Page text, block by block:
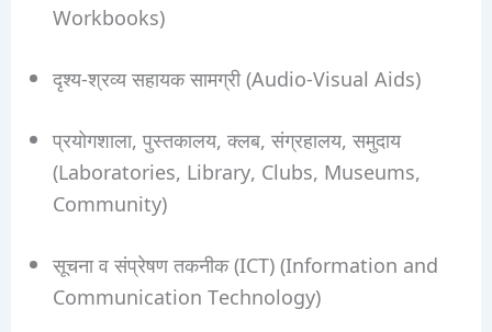
Workbooks)
दृश्य-श्रव्य सहायक सामग्री (Audio-Visual Aids)
प्रयोगशाला, पुस्तकालय, क्लब, संग्रहालय, समुदाय
(Laboratories, Library, Clubs, Museums,
Community)
सूचना व संप्रेषण तकनीक (ICT) (Information and
Communication Technology)